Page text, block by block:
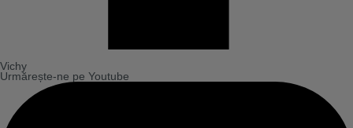
Vichy
Urmărește-ne pe Youtube